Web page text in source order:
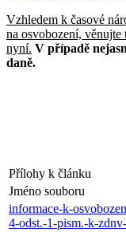
Vzhledem k časové
na osvobození,
nyní. V případě
daně.
Přílohy k článku
Jméno souboru
informace-k-
4-odst.-1-pism.-k-